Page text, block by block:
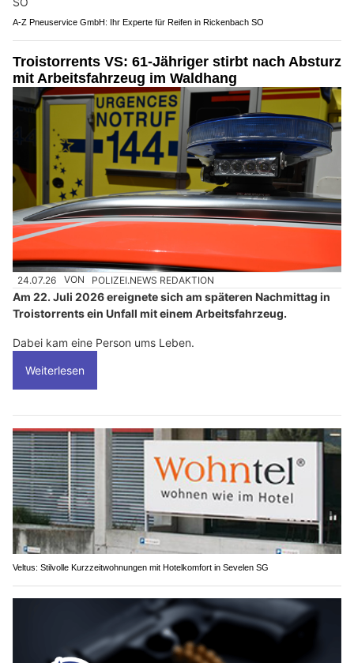
A-Z Pneuservice GmbH: Ihr Experte für Reifen in Rickenbach SO
Troistorrents VS: 61-Jähriger stirbt nach Absturz
mit Arbeitsfahrzeug im Waldhang
24.07.26 VON POLIZEI.NEWS REDAKTION
Am 22. Juli 2026 ereignete sich am späteren Nachmittag in
Troistorrents ein Unfall mit einem Arbeitsfahrzeug.
Dabei kam eine Person ums Leben.
Weiterlesen
Veltus: Stilvolle Kurzzeitwohnungen mit Hotelkomfort in Sevelen SG